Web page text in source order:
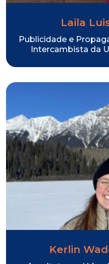
Laila
Publicidade e
Intercambista da
Kerlin